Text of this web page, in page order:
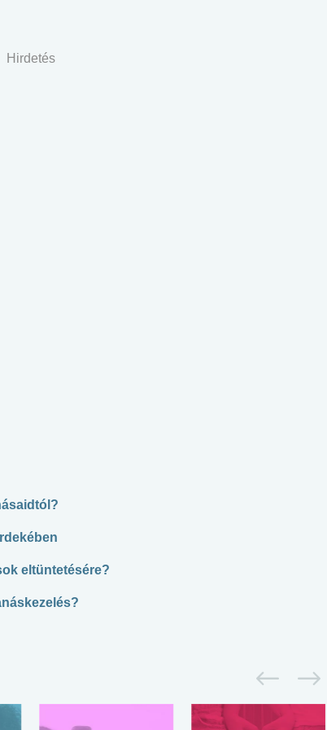
Hirdetés
eltüntetésére?